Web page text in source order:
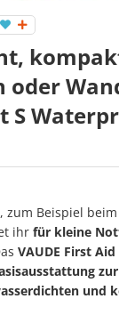
oder
S
zum Beispiel
ihr für kleine
VAUDE First
und